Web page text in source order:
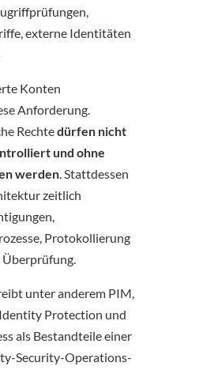
externe Identitäten
Konten
Anforderung.
Rechtedürfen nicht
und ohne
werden. Stattdessen
zeitlich
Protokollierung
Überprüfung.
unter anderem PIM,
Protection und
als Bestandteile einer
Security-Operations-